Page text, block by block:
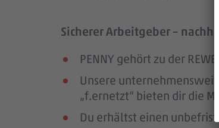
Sicherer Arbeitgeber –
PENNY gehört zu der
Unsere
„f.ernetzt“ bieten dir die
Du erhältst einen